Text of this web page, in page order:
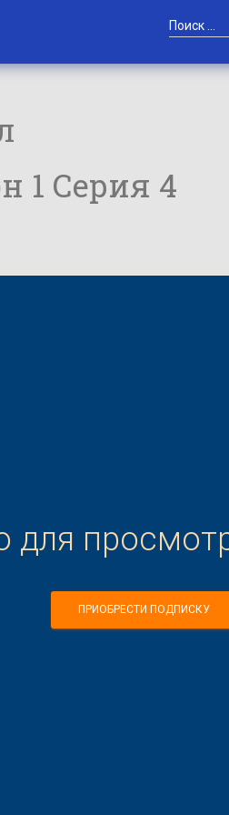
1 Серия 4
для
ПРИОБРЕСТИ ПОДПИСКУ